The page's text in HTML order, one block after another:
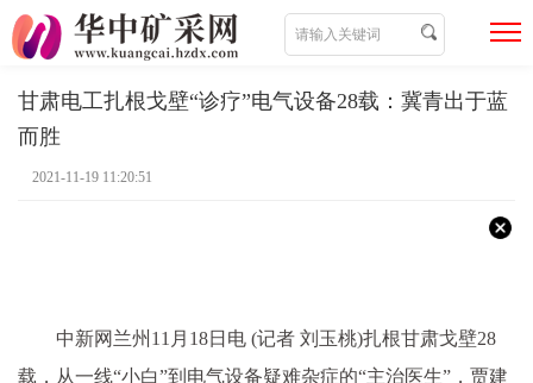
甘肃电工扎根戈壁“诊疗”电气设备28载：冀青出于蓝
而胜
2021-11-19 11:20:51
中新网兰州11月18日电 (记者 刘玉桃)扎根甘肃戈壁28
载，从一线“小白”到电气设备疑难杂症的“主治医生”，贾建